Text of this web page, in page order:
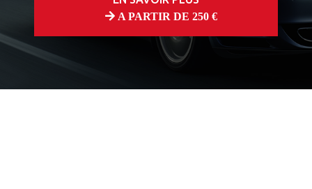
A PARTIR DE 250 €